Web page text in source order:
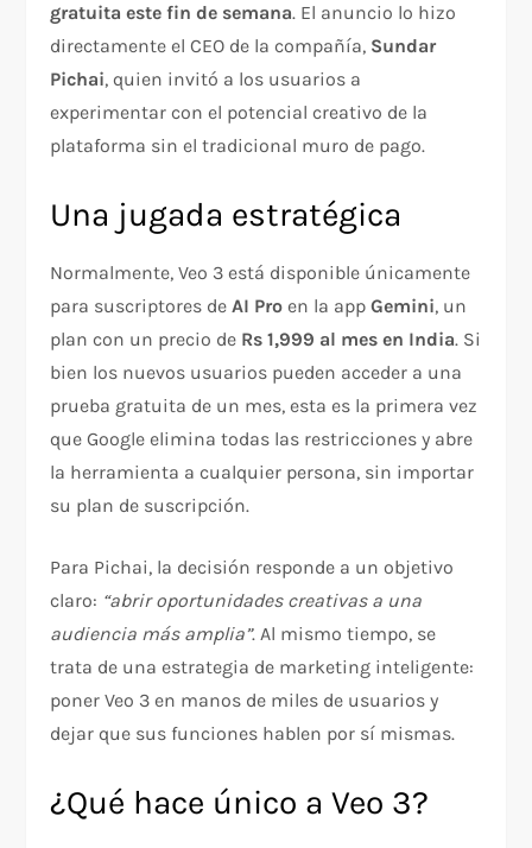
gratuita este fin de semana. El anuncio lo hizo
directamente el CEO de la compañía, Sundar
Pichai, quien invitó a los usuarios a
experimentar con el potencial creativo de la
plataforma sin el tradicional muro de pago.
Una jugada estratégica
Normalmente, Veo 3 está disponible únicamente
para suscriptores deAI Pro en la appGemini, un
plan con un precio de Rs 1,999 al mes en India. Si
bien los nuevos usuarios pueden acceder a una
prueba gratuita de un mes, esta es la primera vez
que Google elimina todas las restricciones y abre
la herramienta a cualquier persona, sin importar
su plan de suscripción.
Para Pichai, la decisión responde a un objetivo
claro: “abrir oportunidades creativas a una
audiencia más amplia”. Al mismo tiempo, se
trata de una estrategia de marketing inteligente:
poner Veo 3 en manos de miles de usuarios y
dejar que sus funciones hablen por sí mismas.
¿Qué hace único a Veo 3?